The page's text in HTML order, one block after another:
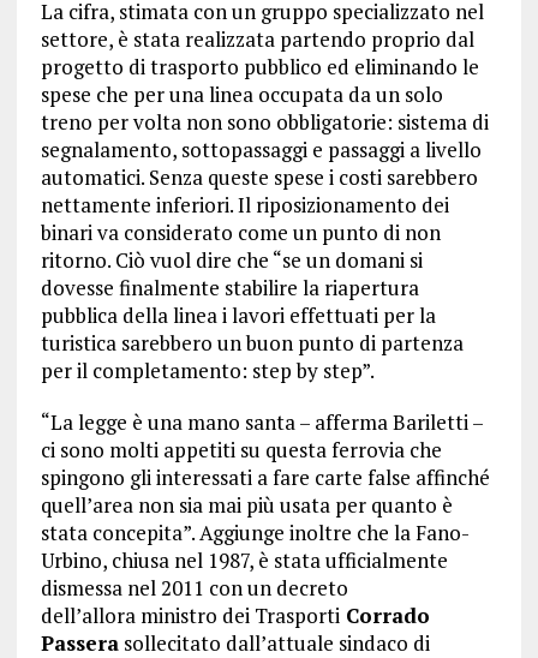
La cifra, stimata con un gruppo specializzato nel
settore, è stata realizzata partendo proprio dal
progetto di trasporto pubblico ed eliminando le
spese che per una linea occupata da un solo
treno per volta non sono obbligatorie: sistema di
segnalamento, sottopassaggi e passaggi a livello
automatici. Senza queste spese i costi sarebbero
nettamente inferiori. Il riposizionamento dei
binari va considerato come un punto di non
ritorno. Ciò vuol dire che “se un domani si
dovesse finalmente stabilire la riapertura
pubblica della linea i lavori effettuati per la
turistica sarebbero un buon punto di partenza
per il completamento: step by step”.
“La legge è una mano santa – afferma Bariletti –
ci sono molti appetiti su questa ferrovia che
spingono gli interessati a fare carte false affinché
quell’area non sia mai più usata per quanto è
stata concepita”. Aggiunge inoltre che la Fano-
Urbino, chiusa nel 1987, è stata ufficialmente
dismessa nel 2011 con un decreto
dell’allora ministro dei TrasportiCorrado
Passerasollecitato dall’attuale sindaco di